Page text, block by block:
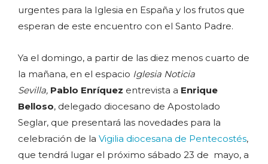
urgentes para la Iglesia en España y los frutos que
esperan de este encuentro con el Santo Padre.
Ya el domingo, a partir de las diez menos cuarto de
la mañana, en el espacio Iglesia Noticia
Sevilla, Pablo Enríquez entrevista a Enrique
Belloso, delegado diocesano de Apostolado
Seglar, que presentará las novedades para la
celebración de la Vigilia diocesana de Pentecostés,
que tendrá lugar el próximo sábado 23 de mayo, a